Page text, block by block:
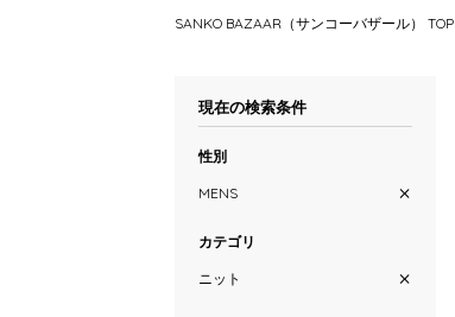
SANKO BAZAAR（サンコーバザール） TOP
現在の検索条件
性別
MENS
カテゴリ
ニット